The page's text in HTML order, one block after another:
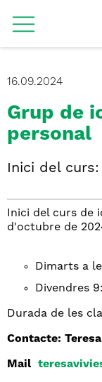
16.09.2024
Grup de
personal
Inici del
Inici del curs de
d'octubre de
Dimarts a
Divendres
Durada de les
Contacte:
Mail